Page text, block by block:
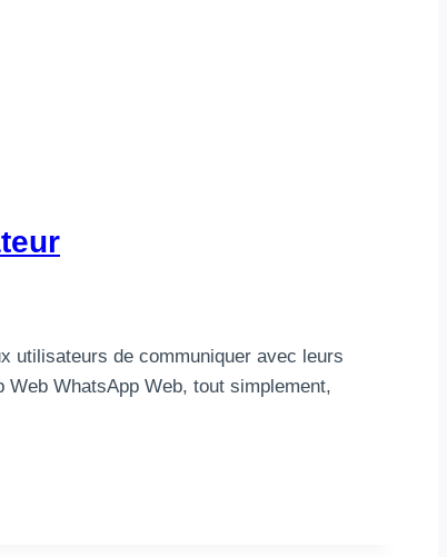
utilisateurs de communiquer avec leurs
WhatsApp Web, tout simplement,